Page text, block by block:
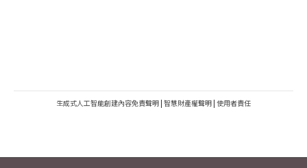
生成式人工智能創建內容免責聲明 | 智慧財產權聲明 | 使用者責任